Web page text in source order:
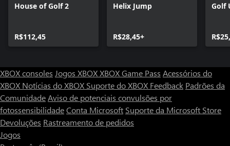
House of Golf 2
R$112,45
Helix Jump
R$28,45+
Golf
XBOX consoles Jogos XBOXXBOX Game Pass Acessórios do
XBOX Notícias do XBOX Suporte do XBOX Feedback Padrões da
ComunidadeAviso de potenciais convulsões por
fotossensibilidadeConta Microsoft Suporte da Microsoft Store
Devoluções Rastreamento de pedidos
Jogos